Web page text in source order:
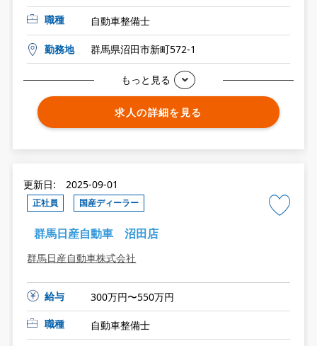
職種
自動車整備士
勤務地 群馬県沼田市新町572-1
もっと見る
求人の詳細を見る
更新日: 2025-09-01
正社員 国産ディーラー
群馬日産自動車 沼田店
群馬日産自動車株式会社
給与
300万円〜550万円
職種
自動車整備士